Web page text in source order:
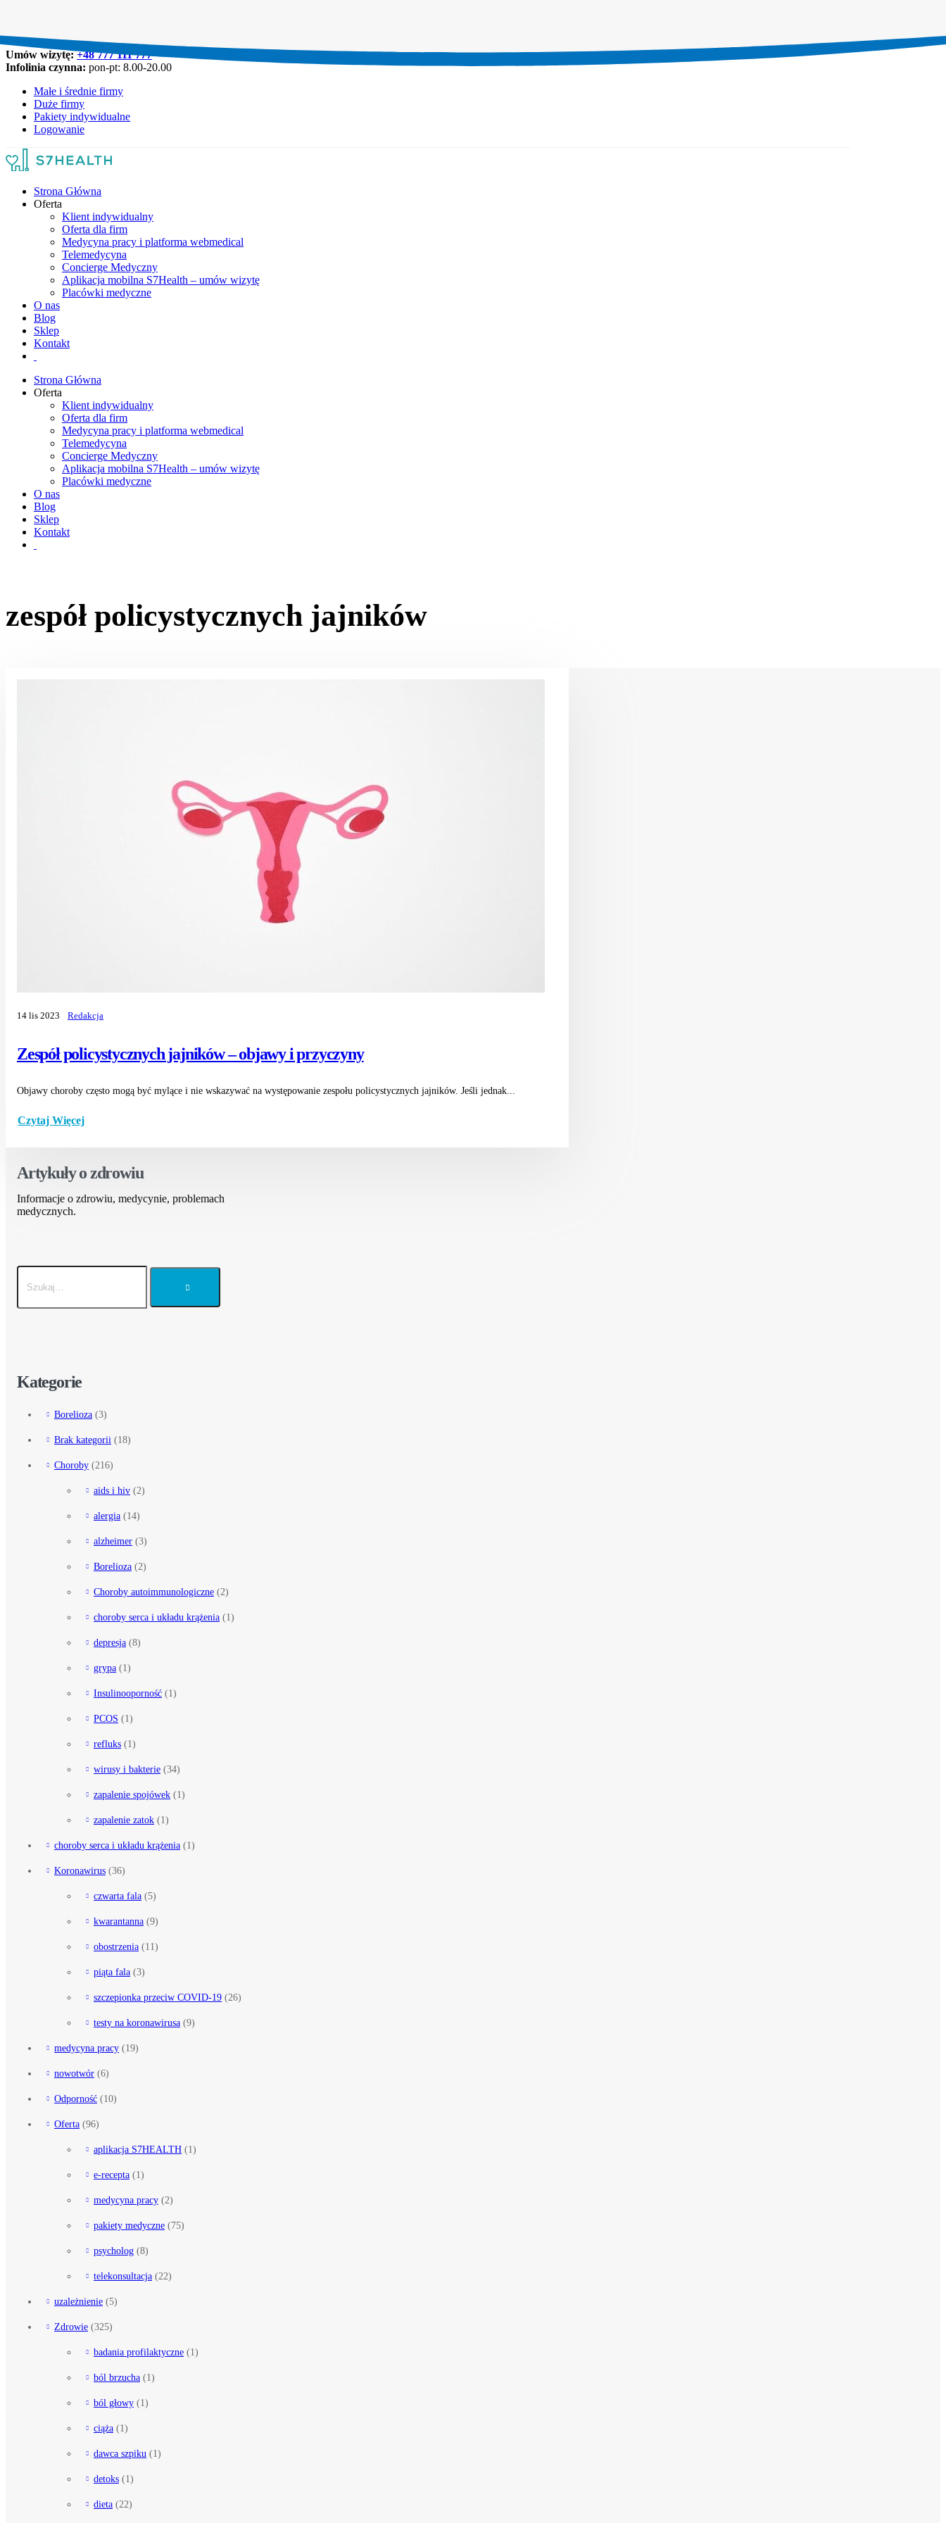
Umów wizytę:+48 777 111 777
Infolinia czynna: pon-pt: 8.00-20.00
Małe i średnie firmy
Duże firmy
Pakiety indywidualne
Logowanie
Strona Główna
Oferta
Klient indywidualny
Oferta dla firm
Medycyna pracy i platforma webmedical
Telemedycyna
Concierge Medyczny
Aplikacja mobilna S7Health – umów wizytę
Placówki medyczne
O nas
Blog
Sklep
Kontakt
Strona Główna
Oferta
Klient indywidualny
Oferta dla firm
Medycyna pracy i platforma webmedical
Telemedycyna
Concierge Medyczny
Aplikacja mobilna S7Health – umów wizytę
Placówki medyczne
O nas
Blog
Sklep
Kontakt
zespół policystycznych jajników
Zespół policystycznych jajników – objawy i przyczyny
14 lis 2023 Redakcja
Objawy choroby często mogą być mylące i nie wskazywać na występowanie zespołu policystycznych jajników. Jeśli jednak...
Czytaj Więcej
Artykuły o zdrowiu
Informacje o zdrowiu, medycynie, problemach
medycznych.
Kategorie
Borelioza (3)
Brak kategorii (18)
Choroby (216)
aids i hiv (2)
alergia (14)
alzheimer (3)
Borelioza (2)
Choroby autoimmunologiczne (2)
choroby serca i układu krążenia (1)
depresja (8)
grypa (1)
Insulinooporność (1)
PCOS (1)
refluks (1)
wirusy i bakterie (34)
zapalenie spojówek (1)
zapalenie zatok (1)
choroby serca i układu krążenia (1)
Koronawirus (36)
czwarta fala (5)
kwarantanna (9)
obostrzenia (11)
piąta fala (3)
szczepionka przeciw COVID-19 (26)
testy na koronawirusa (9)
medycyna pracy (19)
nowotwór (6)
Odporność (10)
Oferta (96)
aplikacja S7HEALTH (1)
e-recepta (1)
medycyna pracy (2)
pakiety medyczne (75)
psycholog (8)
telekonsultacja (22)
uzależnienie (5)
Zdrowie (325)
badania profilaktyczne (1)
ból brzucha (1)
ból głowy (1)
ciąża (1)
dawca szpiku (1)
detoks (1)
dieta (22)